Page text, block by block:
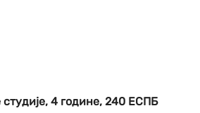
4 године, 240 ЕСПБ